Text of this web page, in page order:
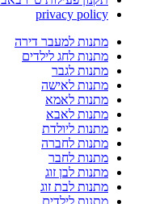
privacy policy
מתנות למעבר דירה
מתנות לחג לילדים
מתנות לגבר
מתנות לאישה
מתנות לאמא
מתנות לאבא
מתנות ליולדת
מתנות לחברה
מתנות לחבר
מתנות לבן זוג
מתנות לבת זוג
מתנות לילדים